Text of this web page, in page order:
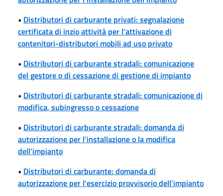
• Distributori di carburante privati: segnalazione
certificata di inzio attività per l'attivazione di
contenitori-distributori mobili ad uso privato
• Distributori di carburante stradali: comunicazione
del gestore o di cessazione di gestione di impianto
• Distributori di carburante stradali: comunicazione di
modifica, subingresso o cessazione
• Distributori di carburante stradali: domanda di
autorizzazione per l'installazione o la modifica
dell'impianto
• Distributori di carburante: domanda di
autorizzazione per l'esercizio provvisorio dell'impianto